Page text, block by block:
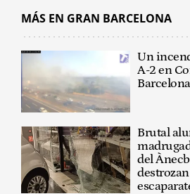
MÁS EN GRAN BARCELONA
Un
A-2 en
Barcelona
Brutal
del